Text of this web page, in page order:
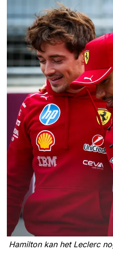
Hamilton kan het Leclerc